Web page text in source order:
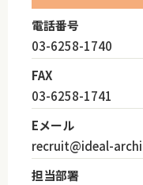
電話番号
03-6258-1740
FAX
03-6258-1741
Eメール
recruit@ideal-
担当部署